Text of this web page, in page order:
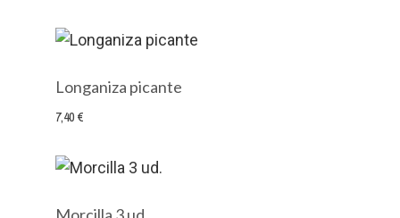
Longaniza picante
7,40 €